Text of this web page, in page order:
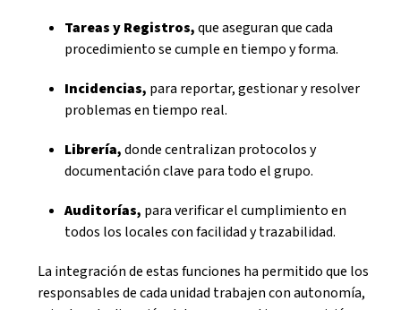
Tareas y Registros,que aseguran que cada
procedimiento se cumple en tiempo y forma.
Incidencias, para reportar, gestionar y resolver
problemas en tiempo real.
Librería,donde centralizan protocolos y
documentación clave para todo el grupo.
Auditorías, para verificar el cumplimiento en
todos los locales con facilidad y trazabilidad.
La integración de estas funciones ha permitido que los
responsables de cada unidad trabajen con autonomía,